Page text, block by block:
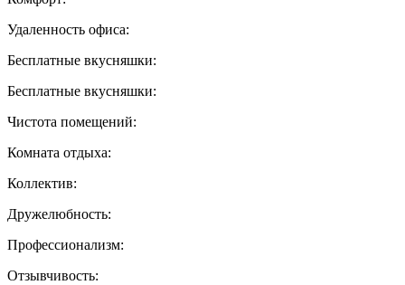
Удаленность офиса:
Бесплатные вкусняшки:
Бесплатные вкусняшки:
Чистота помещений:
Комната отдыха:
Коллектив:
Дружелюбность:
Профессионализм:
Отзывчивость: